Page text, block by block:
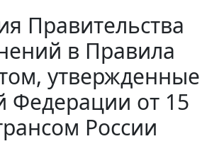
Правительства
в Правила
утвержденные
Федерации от 15
России